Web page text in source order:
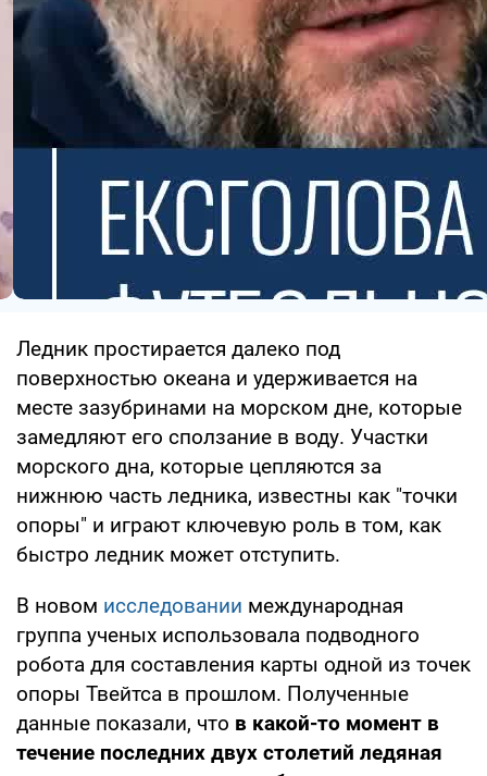
Ледник простирается далеко под
поверхностью океана и удерживается на
месте зазубринами на морском дне, которые
замедляют его сползание в воду. Участки
морского дна, которые цепляются за
нижнюю часть ледника, известны как "точки
опоры" и играют ключевую роль в том, как
быстро ледник может отступить.
В новом исследовании международная
группа ученых использовала подводного
робота для составления карты одной из точек
опоры Твейтса в прошлом. Полученные
данные показали, что в какой-то момент в
течение последних двух столетий ледяная